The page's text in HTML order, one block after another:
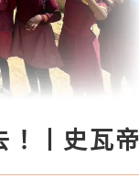
！丨史瓦